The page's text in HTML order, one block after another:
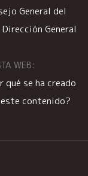
General del
Dirección General
WEB:
qué se ha creado
este contenido?